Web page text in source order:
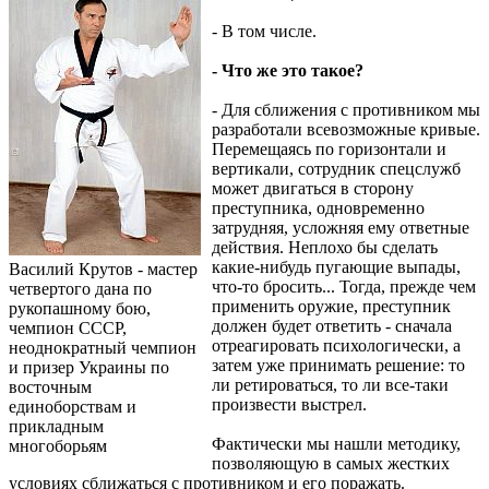
Василий Крутов - мастер
четвертого дана по
рукопашному бою,
чемпион СССР,
неоднократный чемпион
и призер Украины по
восточным
единоборствам и
прикладным
многоборьям
- В том числе.
- Что же это такое?
- Для сближения с противником мы
разработали всевозможные кривые.
Перемещаясь по горизонтали и
вертикали, сотрудник спецслужб
может двигаться в сторону
преступника, одновременно
затрудняя, усложняя ему ответные
действия. Неплохо бы сделать
какие-нибудь пугающие выпады,
что-то бросить... Тогда, прежде чем
применить оружие, преступник
должен будет ответить - сначала
отреагировать психологически, а
затем уже принимать решение: то
ли ретироваться, то ли все-таки
произвести выстрел.
Фактически мы нашли методику,
позволяющую в самых жестких
условиях сближаться с противником и его поражать.